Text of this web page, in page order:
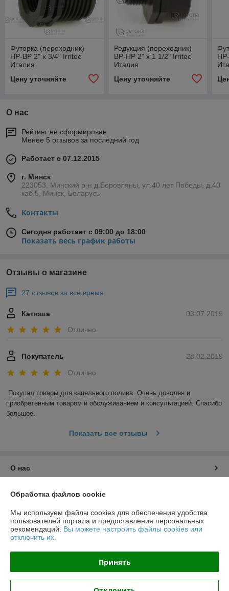
Футорка (переходник)
НР-ВР 2" х 3/4" Irritec
Италия
Цену уточняйте
Редукция (переходник)
ВР-НР 2" х 1 1/2" Irritec
Италия
Цену уточняйте
О нас
Рейтинг не сформирован
Менее 5 отзывов за последний год
Работает с 07.12.2015
г. Минск
223053, Минский р-н д.Боровляны, ул.40 лет Победы, д.40
каб.5, Минск, Беларусь
Контакты
Сегодня работает с 09:00 до 18:00
Показать весь график работы
Отзывы о магазине
27 отзывов за всё время
03.07.2019
Катюша
Отлично
28.02.2019
Покупатель
Отлично
Покупал товары для капельного полива. Очень доволен и
приобретенным товаром и обслуживанием и консультацией. Спасибо
большое.
Показать все отзывы
О нас
Контакты
Доставка и оплата
График работы
Политика обработки cookies
Обработка файлов cookie
Мы используем файлы cookies для обеспечения удобства
пользователей портала и предоставления персональных
рекомендаций. Вы можете настроить файлы cookies или
отключить их.
Принять